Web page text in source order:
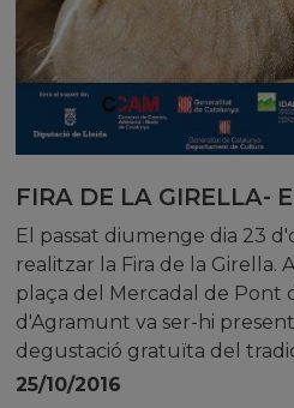
FIRA DE LA GIRELLA-
El passat diumenge dia 23
realitzar la Fira de la Girella.
plaça del Mercadal de Pont
d'Agramunt va ser-hi
degustació gratuïta del
25/10/2016